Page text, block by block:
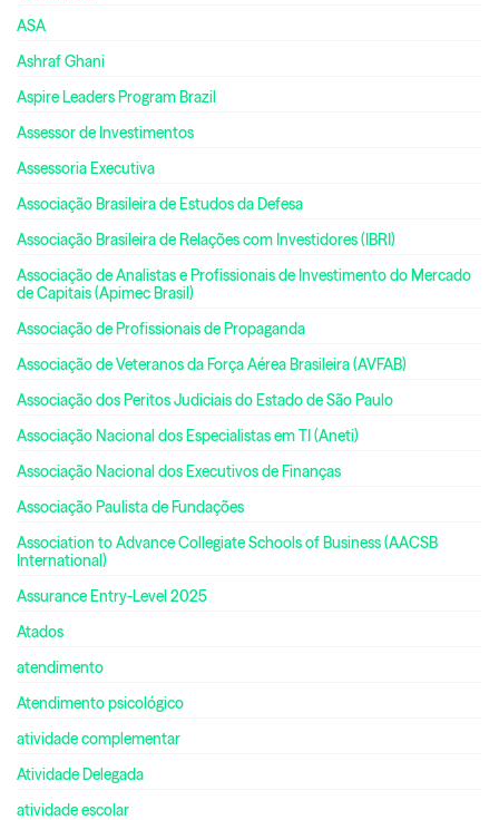
ASA
Ashraf Ghani
Aspire Leaders Program Brazil
Assessor de Investimentos
Assessoria Executiva
Associação Brasileira de Estudos da Defesa
Associação Brasileira de Relações com Investidores (IBRI)
Associação de Analistas e Profissionais de Investimento do Mercado
de Capitais (Apimec Brasil)
Associação de Profissionais de Propaganda
Associação de Veteranos da Força Aérea Brasileira (AVFAB)
Associação dos Peritos Judiciais do Estado de São Paulo
Associação Nacional dos Especialistas em TI (Aneti)
Associação Nacional dos Executivos de Finanças
Associação Paulista de Fundações
Association to Advance Collegiate Schools of Business (AACSB
International)
Assurance Entry-Level 2025
Atados
atendimento
Atendimento psicológico
atividade complementar
Atividade Delegada
atividade escolar